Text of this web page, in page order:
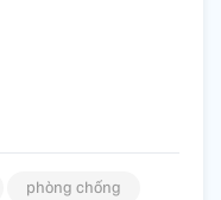
phòng chống